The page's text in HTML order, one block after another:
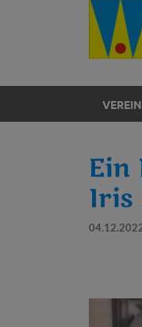
VEREIN
Ein
Iris